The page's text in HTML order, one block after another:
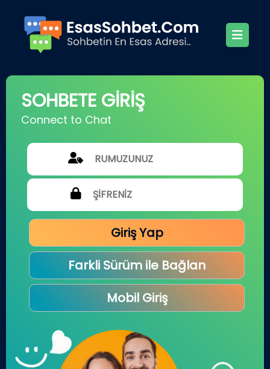
SOHBETE GİRİŞ
Connect to Chat
Giriş Yap
Farkli Sürüm ile Bağlan
Mobil Giriş